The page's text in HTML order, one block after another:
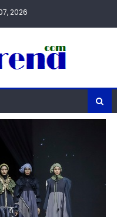
2026